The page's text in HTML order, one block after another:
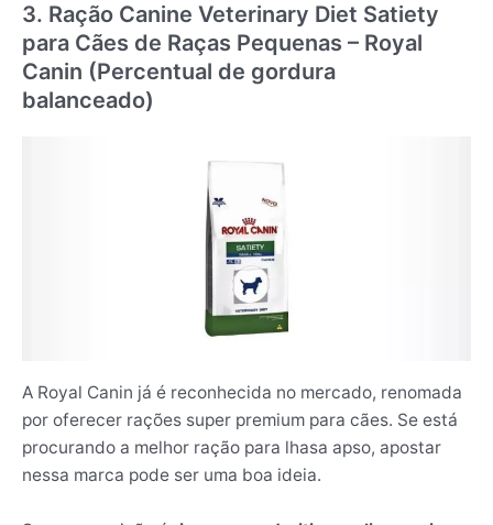
3. Ração Canine Veterinary Diet Satiety
para Cães de Raças Pequenas – Royal
Canin (Percentual de gordura
balanceado)
A Royal Canin já é reconhecida no mercado, renomada
por oferecer rações super premium para cães. Se está
procurando a melhor ração para lhasa apso, apostar
nessa marca pode ser uma boa ideia.